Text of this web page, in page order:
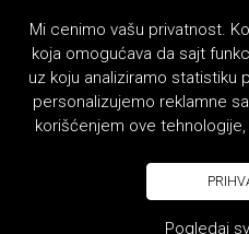
Mi cenimo vašu privatnost.
koja omogućava da sajt
uz koju analiziramo statistiku
personalizujemo reklamne
korišćenjem ove
Pogledaj